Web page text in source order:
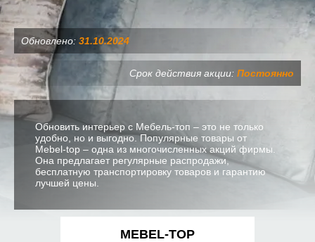
Обновлено: 31.10.2024
Срок действия акции: Постоянно
Обновить интерьер с Мебель-топ – это не только
удобно, но и выгодно. Популярные товары от
Mebel-top – одна из многочисленных акций фирмы.
Она предлагает регулярные распродажи,
бесплатную транспортировку товаров и гарантию
лучшей цены.
MEBEL-TOP